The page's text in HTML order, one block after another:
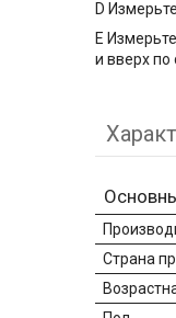
D
E
и вверх по
Страна